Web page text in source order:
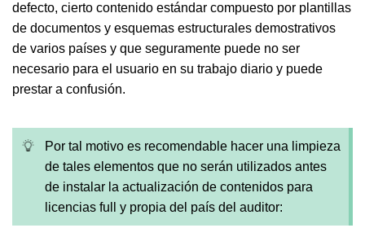
defecto, cierto contenido estándar compuesto por plantillas
de documentos y esquemas estructurales demostrativos
de varios países y que seguramente puede no ser
necesario para el usuario en su trabajo diario y puede
prestar a confusión.
Por tal motivo es recomendable hacer una limpieza
de tales elementos que no serán utilizados antes
de instalar la actualización de contenidos para
licencias full y propia del país del auditor: